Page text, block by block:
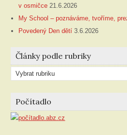
v osmičce 21.6.2026
My School – poznáváme, tvoříme,
Povedený Den dětí 3.6.2026
Články podle rubriky
Články
podle
rubriky
Počítadlo